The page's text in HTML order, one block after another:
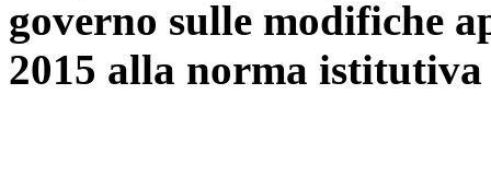
governo sulle modifiche
2015 alla norma